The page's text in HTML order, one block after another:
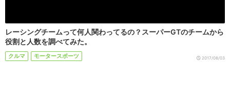
レーシングチームって何人関わってるの？スーパーGTのチームから
役割と人数を調べてみた。
クルマ モータースポーツ 2017/08/03